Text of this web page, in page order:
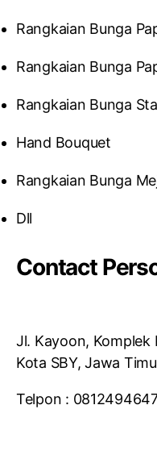
Rangkaian Bunga
Rangkaian Bunga
Rangkaian Bunga
Hand Bouquet
Rangkaian Bunga
Dll
Contact
Jl. Kayoon, Komplek
Kota SBY, Jawa
Telpon :